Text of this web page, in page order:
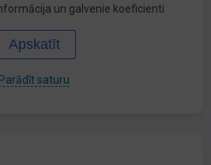
un galvenie koeficienti
Apskatīt
Parādīt saturu